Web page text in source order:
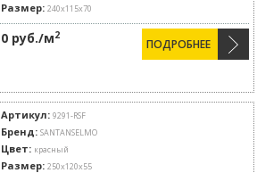
Размер: 240x115x70
0 руб./м2
ПОДРОБНЕЕ
Артикул: 9291-RSF
Бренд: SANTANSELMO
Цвет: красный
Размер: 250x120x55